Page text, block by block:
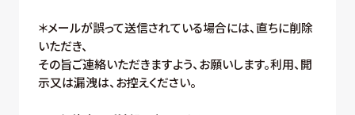
＊メールが誤って送信されている場合には、直ちに削除
いただき、
その旨ご連絡いただきますよう、お願いします。利用、開
示又は漏洩は、お控えください。